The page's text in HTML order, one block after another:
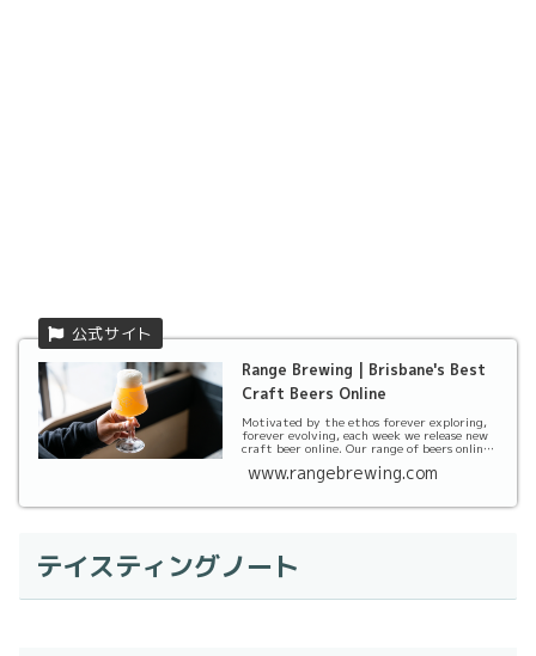
Range Brewing | Brisbane's Best
Craft Beers Online
Motivated by the ethos forever exploring,
forever evolving, each week we release new
craft beer online. Our range of beers online
www.rangebrewing.com
テイスティングノート